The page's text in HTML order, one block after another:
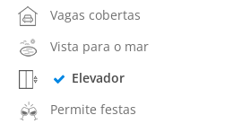
Vagas cobertas
Vista para o mar
Elevador
Permite festas